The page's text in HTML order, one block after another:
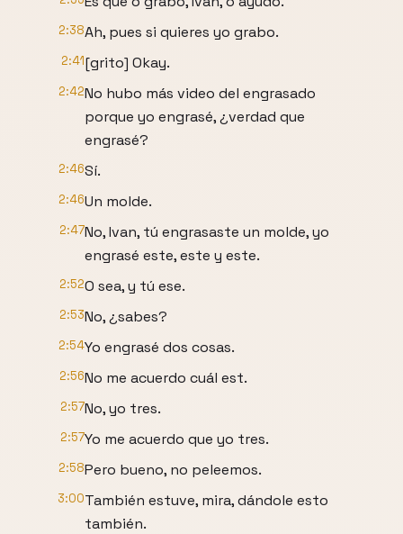
2:38Ah, pues si quieres yo grabo.
2:41[grito] Okay.
2:42No hubo más video del engrasado
porque yo engrasé, ¿verdad que
engrasé?
2:46Sí.
2:46Un molde.
2:47No, Ivan, tú engrasaste un molde, yo
engrasé este, este y este.
2:52O sea, y tú ese.
2:53No, ¿sabes?
2:54Yo engrasé dos cosas.
2:56No me acuerdo cuál est.
2:57No, yo tres.
2:57Yo me acuerdo que yo tres.
2:58Pero bueno, no peleemos.
3:00También estuve, mira, dándole esto
también.